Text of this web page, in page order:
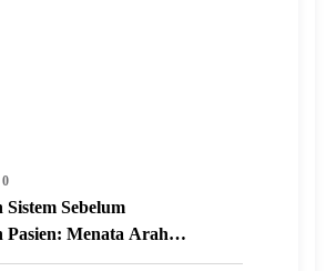
0
Sebelum
Pasien: Menata Arah
Sakit di Era Digital